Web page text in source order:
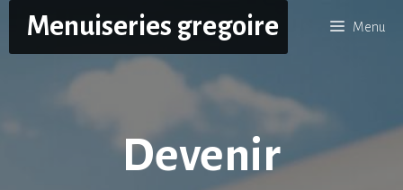
contenu
Menuiseries gregoire Menu
Devenir